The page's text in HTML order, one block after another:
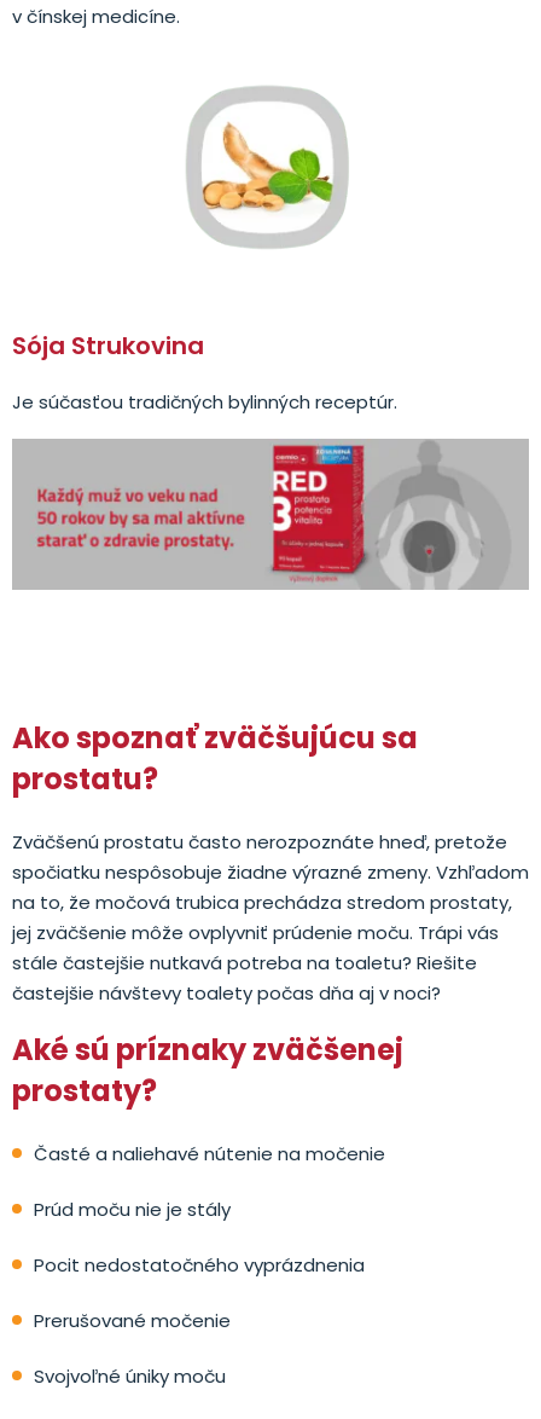
v čínskej medicíne.
Sója Strukovina
Je súčasťou tradičných bylinných receptúr.
Ako spoznať zväčšujúcu sa
prostatu?
Zväčšenú prostatu často nerozpoznáte hneď, pretože
spočiatku nespôsobuje žiadne výrazné zmeny. Vzhľadom
na to, že močová trubica prechádza stredom prostaty,
jej zväčšenie môže ovplyvniť prúdenie moču. Trápi vás
stále častejšie nutkavá potreba na toaletu? Riešite
častejšie návštevy toalety počas dňa aj v noci?
Aké sú príznaky zväčšenej
prostaty?
Časté a naliehavé nútenie na močenie
Prúd moču nie je stály
Pocit nedostatočného vyprázdnenia
Prerušované močenie
Svojvoľné úniky moču